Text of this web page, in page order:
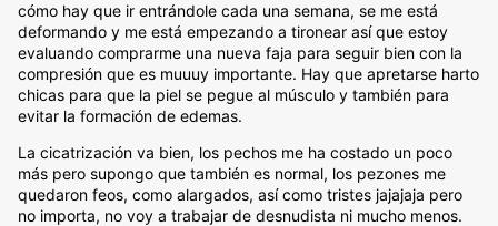
cómo hay que ir entrándole cada una semana, se me está
deformando y me está empezando a tironear así que estoy
evaluando comprarme una nueva faja para seguir bien con la
compresión que es muuuy importante. Hay que apretarse harto
chicas para que la piel se pegue al músculo y también para
evitar la formación de edemas.
La cicatrización va bien, los pechos me ha costado un poco
más pero supongo que también es normal, los pezones me
quedaron feos, como alargados, así como tristes jajajaja pero
no importa, no voy a trabajar de desnudista ni mucho menos.